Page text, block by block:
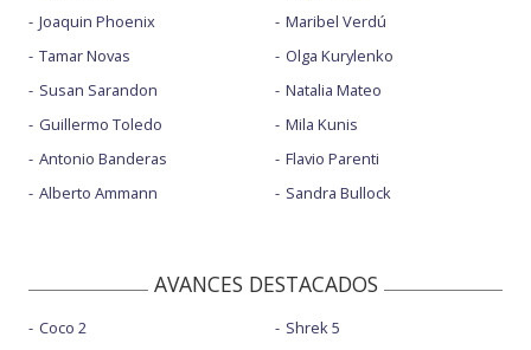
Joaquin Phoenix
Tamar Novas
Susan Sarandon
Guillermo Toledo
Antonio Banderas
Alberto Ammann
Maribel Verdú
Olga Kurylenko
Natalia Mateo
Mila Kunis
Flavio Parenti
Sandra Bullock
AVANCES DESTACADOS
Coco 2
Shrek 5